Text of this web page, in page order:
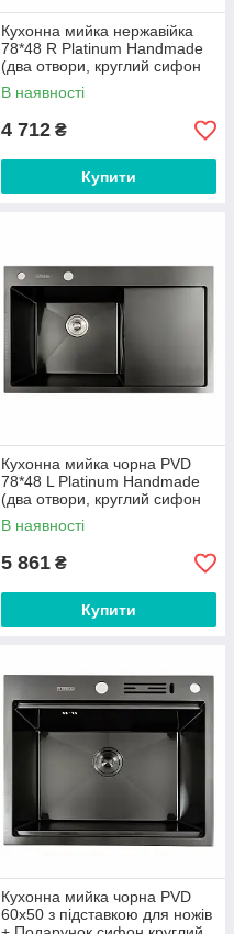
Кухонна мийка нержавійка
78*48 R Platinum Handmade
(два отвори, круглий сифон
3,0/0,8)
В наявності
4 712 ₴
Купити
Кухонна мийка чорна PVD
78*48 L Platinum Handmade
(два отвори, круглий сифон
3,0/0,8)
В наявності
5 861 ₴
Купити
Кухонна мийка чорна PVD
60х50 з підставкою для ножів